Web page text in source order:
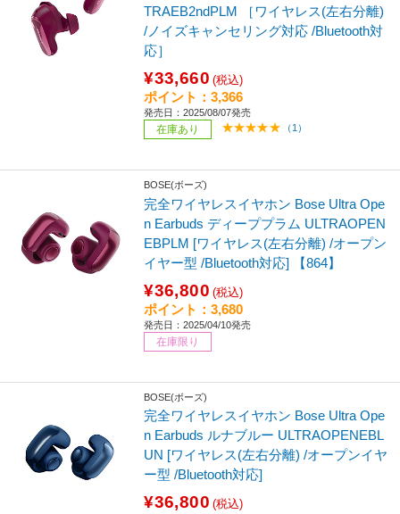
TRAEB2ndPLM ［ワイヤレス(左右分離)
/ノイズキャンセリング対応 /Bluetooth対
応］
¥33,660 (税込)
ポイント：3,366
発売日：2025/08/07発売
在庫あり （1）
BOSE(ボーズ)
完全ワイヤレスイヤホン Bose Ultra Ope
n Earbuds ディーププラム ULTRAOPEN
EBPLM [ワイヤレス(左右分離) /オープン
イヤー型 /Bluetooth対応] 【864】
¥36,800 (税込)
ポイント：3,680
発売日：2025/04/10発売
在庫限り
BOSE(ボーズ)
完全ワイヤレスイヤホン Bose Ultra Ope
n Earbuds ルナブルー ULTRAOPENEBL
UN [ワイヤレス(左右分離) /オープンイヤ
ー型 /Bluetooth対応]
¥36,800 (税込)